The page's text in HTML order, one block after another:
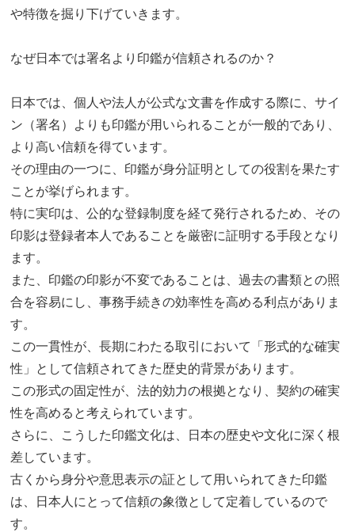
や特徴を掘り下げていきます。
なぜ日本では署名より印鑑が信頼されるのか？
日本では、個人や法人が公式な文書を作成する際に、サイ
ン（署名）よりも印鑑が用いられることが一般的であり、
より高い信頼を得ています。
その理由の一つに、印鑑が身分証明としての役割を果たす
ことが挙げられます。
特に実印は、公的な登録制度を経て発行されるため、その
印影は登録者本人であることを厳密に証明する手段となり
ます。
また、印鑑の印影が不変であることは、過去の書類との照
合を容易にし、事務手続きの効率性を高める利点がありま
す。
この一貫性が、長期にわたる取引において「形式的な確実
性」として信頼されてきた歴史的背景があります。
この形式の固定性が、法的効力の根拠となり、契約の確実
性を高めると考えられています。
さらに、こうした印鑑文化は、日本の歴史や文化に深く根
差しています。
古くから身分や意思表示の証として用いられてきた印鑑
は、日本人にとって信頼の象徴として定着しているので
す。